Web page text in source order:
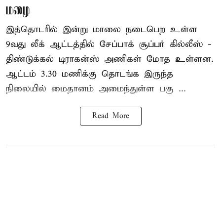
மழை
இத்தொடரில் இன்று மாலை நடைபெற உள்ள
9வது லீக் ஆட்டத்தில் சேப்பாக் சூப்பர் கில்லீஸ் -
திண்டுக்கல் டிராகன்ஸ் அணிகள் மோத உள்ளன.
ஆட்டம் 3.30 மணிக்கு தொடங்க இருந்த
நிலையில் மைதானம் அமைந்துள்ள பகு ...
Read More